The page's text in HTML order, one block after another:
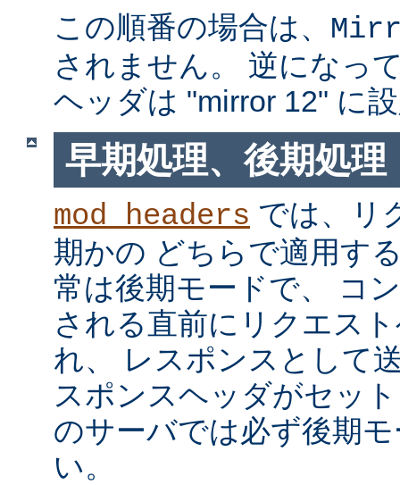
この順番の場合は、
されません。 逆になっ
ヘッダは "mirror 12" に
早期処理、後期処理
mod_headers では、リ
期かの どちらで適用す
常は後期モードで、 コ
される直前にリクエス
れ、 レスポンスとして
スポンスヘッダがセッ
のサーバでは必ず後期
い。